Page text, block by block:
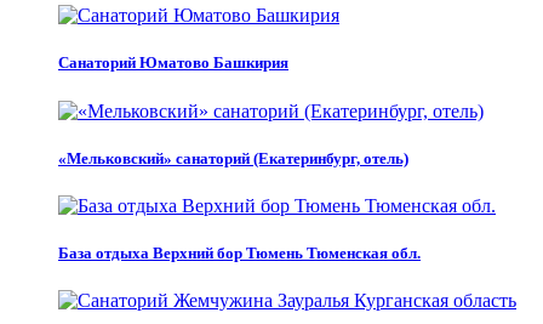
Санаторий Юматово Башкирия
«Мельковский» санаторий (Екатеринбург, отель)
База отдыха Верхний бор Тюмень Тюменская обл.